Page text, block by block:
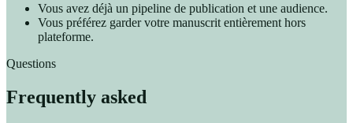
Vous avez déjà un pipeline de publication et une audience.
Vous préférez garder votre manuscrit entièrement hors
plateforme.
Questions
Frequently asked